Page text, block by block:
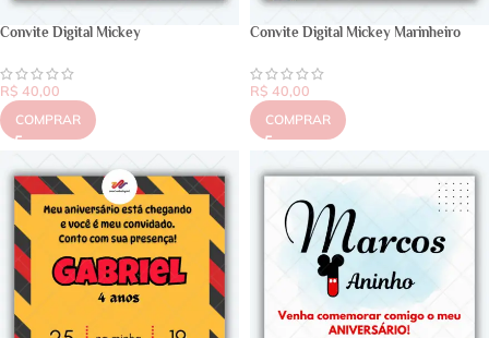
Convite Digital Mickey
R$ 40,00
COMPRAR
Convite Digital Mickey Marinheiro
R$ 40,00
COMPRAR